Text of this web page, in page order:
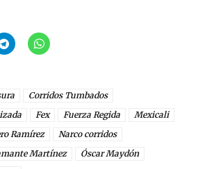
Corridos Tumbados
Fex Fuerza Regida
Mexicali
Ramírez
Narco corridos
Martínez
Óscar Maydón